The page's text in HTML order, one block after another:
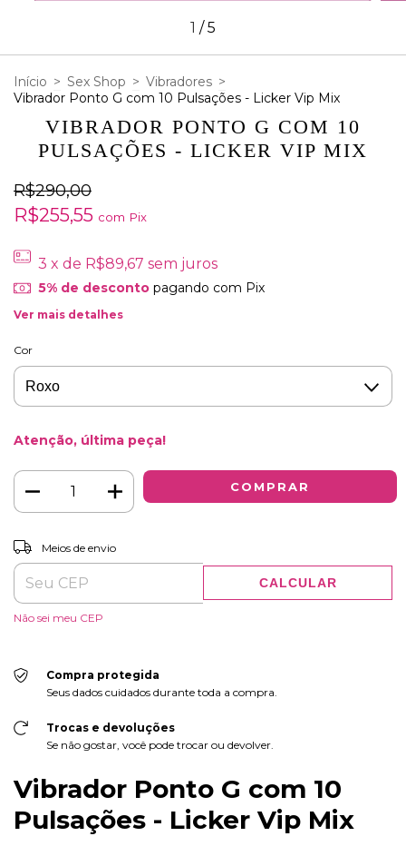
1 /5
Início > Sex Shop > Vibradores >
Vibrador Ponto G com 10 Pulsações - Licker Vip Mix
VIBRADOR PONTO G COM 10
PULSAÇÕES - LICKER VIP MIX
R$290,00
R$255,55 com Pix
3 x de R$89,67 sem juros
5% de descontopagando com Pix
Ver mais detalhes
Cor
Atenção, última peça!
Entregas para o CEP:
Meios de envio
CALCULAR
Não sei meu CEP
Compra protegida
Seus dados cuidados durante toda a compra.
Trocas e devoluções
Se não gostar, você pode trocar ou devolver.
Vibrador Ponto G com 10
Pulsações - Licker Vip Mix